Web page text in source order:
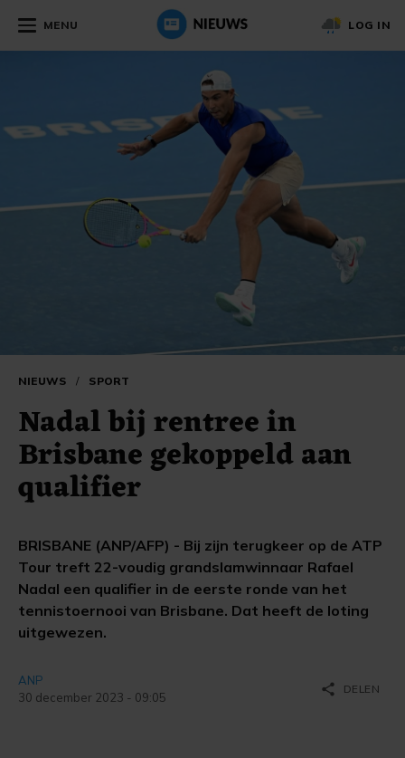
MENU LOG IN
NIEUWS / SPORT
Nadal bij rentree in
Brisbane gekoppeld aan
qualifier
BRISBANE (ANP/AFP) - Bij zijn terugkeer op de ATP
Tour treft 22-voudig grandslamwinnaar Rafael
Nadal een qualifier in de eerste ronde van het
tennistoernooi van Brisbane. Dat heeft de loting
uitgewezen.
ANP
30 december 2023 - 09:05
share DELEN